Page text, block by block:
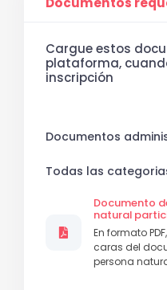
Cargue estos
plataforma,
inscripción
Documentos
Todas las
Documento
natural
En formato
caras del
persona